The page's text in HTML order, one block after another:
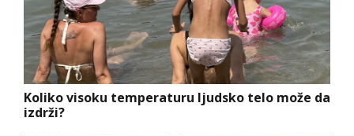
Koliko visoku temperaturu ljudsko telo može da
izdrži?